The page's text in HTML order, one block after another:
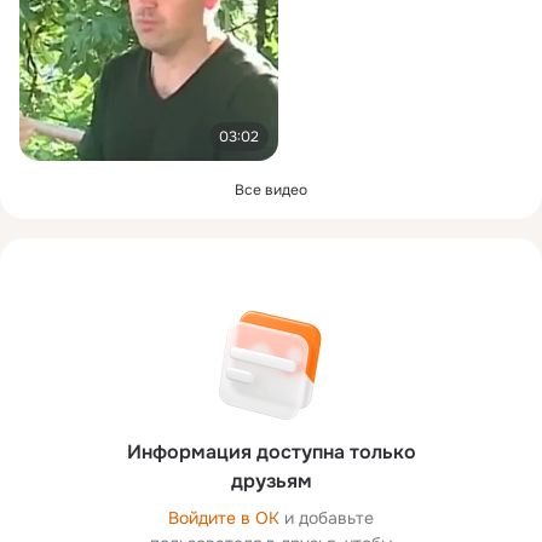
03:02
Все видео
Информация доступна только
друзьям
Войдите в ОК и добавьте